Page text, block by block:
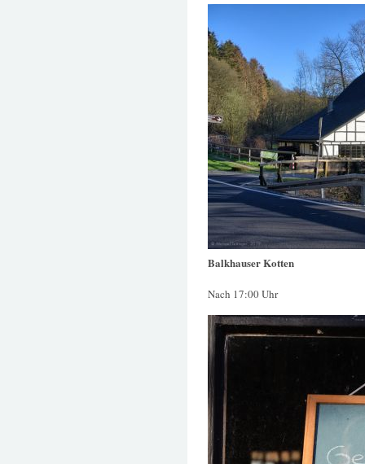
Balkhauser Kotten
Nach 17:00 Uhr